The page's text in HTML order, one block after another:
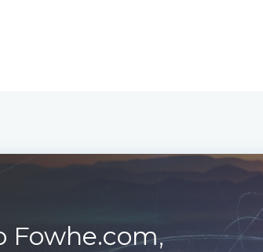
Fowhe.com,